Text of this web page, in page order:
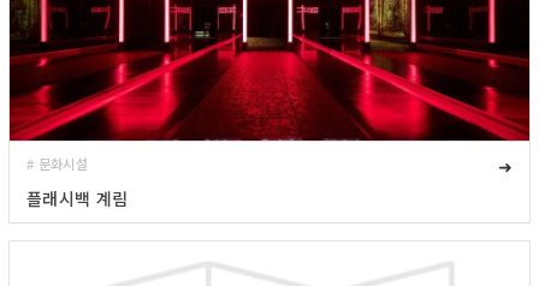
# 문화시설
➜
플래시백 계림